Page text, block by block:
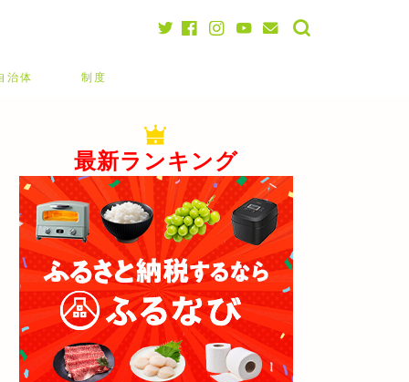
治体 制度
最新ランキング